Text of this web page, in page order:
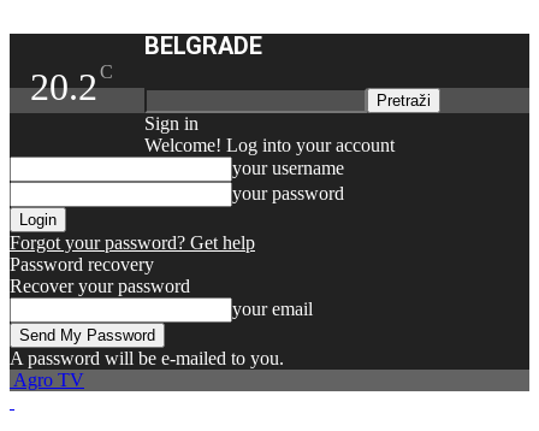
20.2C
BELGRADE
Sign in
Welcome! Log into your account
your username
your password
Forgot your password? Get help
Password recovery
Recover your password
your email
A password will be e-mailed to you.
Agro TV